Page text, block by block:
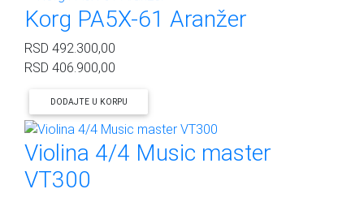
Korg PA5X-61 Aranžer
RSD 492.300,00
RSD 406.900,00
DODAJTE U KORPU
Violina 4/4 Music master
VT300